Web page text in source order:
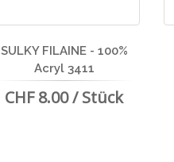
SULKY FILAINE - 100%
Acryl 3411
CHF 8.00 / Stück